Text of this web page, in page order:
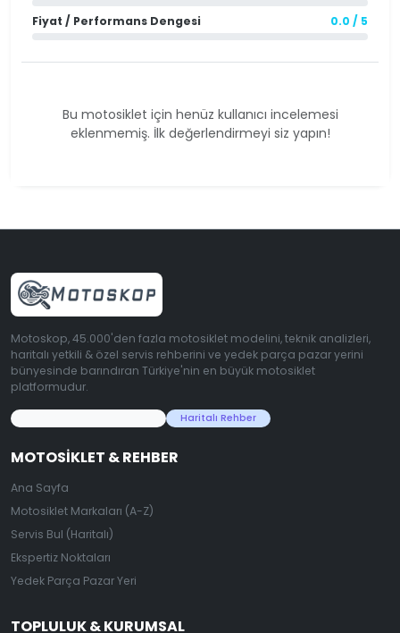
Fiyat / Performans Dengesi 0.0 / 5
Bu motosiklet için henüz kullanıcı incelemesi
eklenmemiş. İlk değerlendirmeyi siz yapın!
Motoskop, 45.000'den fazla motosiklet modelini, teknik analizleri,
haritalı yetkili & özel servis rehberini ve yedek parça pazar yerini
bünyesinde barındıran Türkiye'nin en büyük motosiklet
platformudur.
Haritalı Rehber
MOTOSIKLET & REHBER
Ana Sayfa
Motosiklet Markaları (A-Z)
Servis Bul (Haritalı)
Ekspertiz Noktaları
Yedek Parça Pazar Yeri
TOPLULUK & KURUMSAL